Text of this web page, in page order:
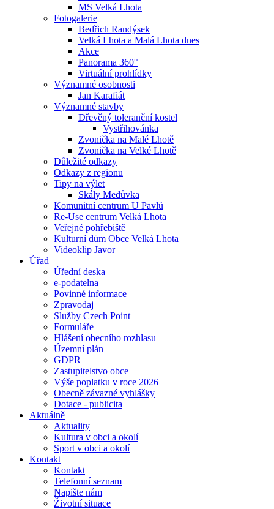
MS Velká Lhota
Fotogalerie
Bedřich Randýsek
Velká Lhota a Malá Lhota dnes
Akce
Panorama 360°
Virtuální prohlídky
Významné osobnosti
Jan Karafiát
Významné stavby
Dřevěný toleranční kostel
Vystřihovánka
Zvonička na Malé Lhotě
Zvonička na Velké Lhotě
Důležité odkazy
Odkazy z regionu
Tipy na výlet
Skály Medůvka
Komunitní centrum U Pavlů
Re-Use centrum Velká Lhota
Veřejné pohřebiště
Kulturní dům Obce Velká Lhota
Videoklip Javor
Úřad
Úřední deska
e-podatelna
Povinné informace
Zpravodaj
Služby Czech Point
Formuláře
Hlášení obecního rozhlasu
Územní plán
GDPR
Zastupitelstvo obce
Výše poplatku v roce 2026
Obecně závazné vyhlášky
Dotace - publicita
Aktuálně
Aktuality
Kultura v obci a okolí
Sport v obci a okolí
Kontakt
Kontakt
Telefonní seznam
Napište nám
Životní situace